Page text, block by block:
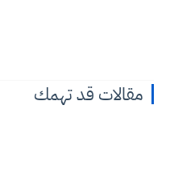
مقالات قد تهمك